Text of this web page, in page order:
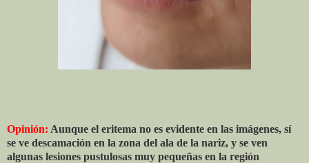
Opinión: Aunque el eritema no es evidente en las imágenes, sí
se ve descamación en la zona del ala de la nariz, y se ven
algunas lesiones pustulosas muy pequeñas en la región